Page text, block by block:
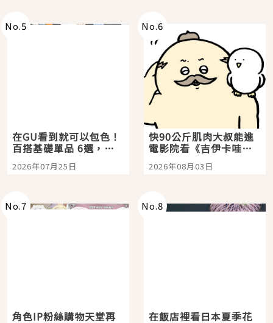
No.5
在GU看到就可以包色！
百搭基礎單品 6選，閉
眼全收也不心疼
2026年07月25日
No.6
快90公斤肌肉大叔能進
電影院看《吉伊卡哇》
嗎？日本重金屬樂團
「打首」會長與nagano
2026年08月03日
No.7
角色IP粉絲購物天堂再
No.8
在飯店裡看日本夏季花